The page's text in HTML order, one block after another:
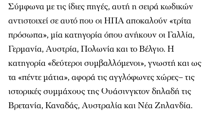
Σύμφωνα με τις ίδιες πηγές, αυτή η σειρά κωδικών
αντιστοιχεί σε αυτό που οι ΗΠΑ αποκαλούν «τρίτα
πρόσωπα», μία κατηγορία όπου ανήκουν οι Γαλλία,
Γερμανία, Αυστρία, Πολωνία και το Βέλγιο. Η
κατηγορία «δεύτεροι συμβαλλόμενοι», γνωστή και ως
τα «πέντε μάτια», αφορά τις αγγλόφωνες χώρες– τις
ιστορικές συμμάχους της Ουάσινγκτον δηλαδή τις
Βρετανία, Καναδάς, Αυστραλία και Νέα Ζηλανδία.